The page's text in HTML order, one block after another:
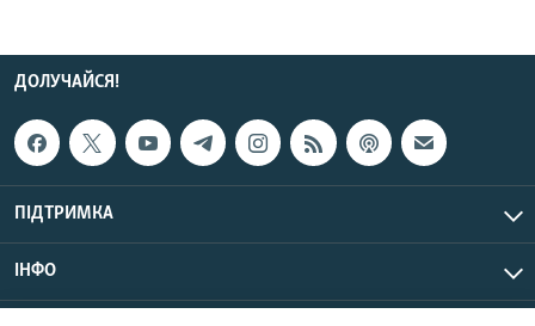
ДОЛУЧАЙСЯ!
ПІДТРИМКА
ІНФО